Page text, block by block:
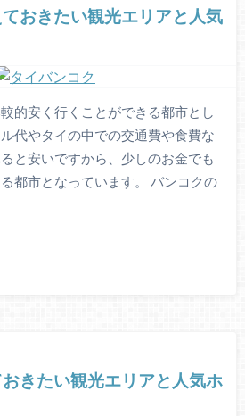
おきたい観光エリアと人気
的安く行くことができる都市とし
代やタイの中での交通費や食費な
と安いですから、少しのお金でも
都市となっています。 バンコクの
きたい観光エリアと人気ホ